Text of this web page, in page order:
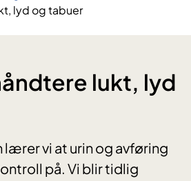
lyd og tabuer
lukt, lyd
lærer vi at urin og avføring
på. Vi blir tidlig